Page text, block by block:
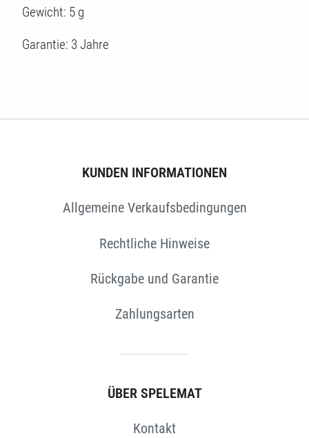
Gewicht: 5 g
Garantie: 3 Jahre
KUNDEN INFORMATIONEN
Allgemeine Verkaufsbedingungen
Rechtliche Hinweise
Rückgabe und Garantie
Zahlungsarten
ÜBER SPELEMAT
Kontakt